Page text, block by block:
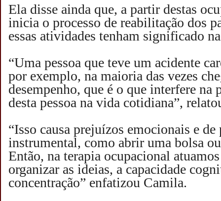
Ela disse ainda que, a partir destas
inicia o processo de reabilitação dos
essas atividades tenham significado
“Uma pessoa que teve um acidente
por exemplo, na maioria das vezes
desempenho, que é o que interfere na
desta pessoa na vida cotidiana”,
“Isso causa prejuízos emocionais e
instrumental, como abrir uma bolsa
Então, na terapia ocupacional
organizar as ideias, a capacidade
concentração” enfatizou Camila.